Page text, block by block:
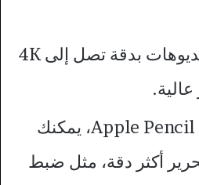
يدعم تصدير الفيديوهات بدقة تصل إلى 4K
إذا كنت تستخدم Apple Pencil، يمكنك
أكثر دقة، مثل ضبط